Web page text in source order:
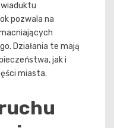
pozwala na
Działania te mają
jak i
miasta.